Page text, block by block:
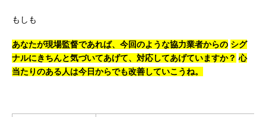
もしも
あなたが現場監督であれば、今回のような協力業者からの シグ
ナルにきちんと気づいてあげて、対応してあげていますか？ 心
当たりのある人は今日からでも改善していこうね。